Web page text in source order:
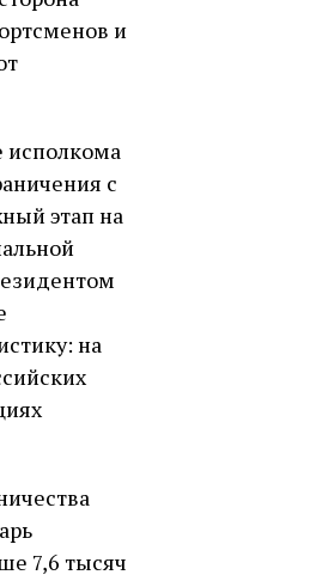
и
исполкома
с
этап на
на
7,6 тысяч